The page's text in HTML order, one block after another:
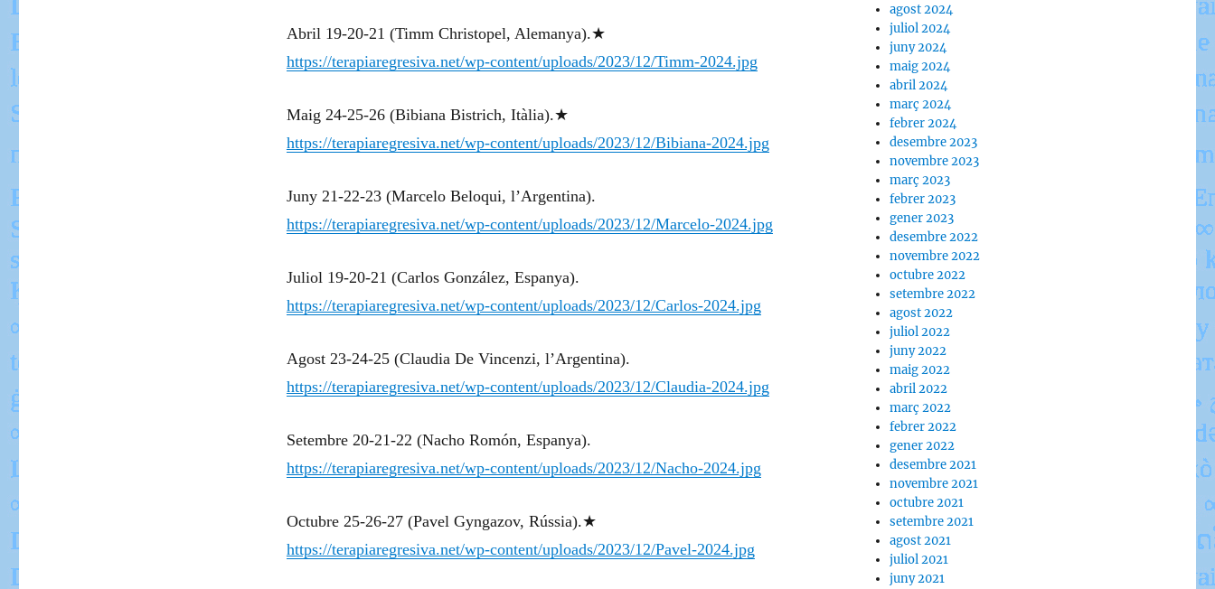
Abril 19-20-21 (Timm Christopel, Alemanya).★
https://terapiaregresiva.net/wp-content/uploads/2023/12/Timm-2024.jpg
Maig 24-25-26 (Bibiana Bistrich, Itàlia).★
https://terapiaregresiva.net/wp-content/uploads/2023/12/Bibiana-2024.jpg
Juny 21-22-23 (Marcelo Beloqui, l’Argentina).
https://terapiaregresiva.net/wp-content/uploads/2023/12/Marcelo-2024.jpg
Juliol 19-20-21 (Carlos González, Espanya).
https://terapiaregresiva.net/wp-content/uploads/2023/12/Carlos-2024.jpg
Agost 23-24-25 (Claudia De Vincenzi, l’Argentina).
https://terapiaregresiva.net/wp-content/uploads/2023/12/Claudia-2024.jpg
Setembre 20-21-22 (Nacho Romón, Espanya).
https://terapiaregresiva.net/wp-content/uploads/2023/12/Nacho-2024.jpg
Octubre 25-26-27 (Pavel Gyngazov, Rússia).★
https://terapiaregresiva.net/wp-content/uploads/2023/12/Pavel-2024.jpg
agost 2024
juliol 2024
juny 2024
maig 2024
abril 2024
març 2024
febrer 2024
desembre 2023
novembre 2023
març 2023
febrer 2023
gener 2023
desembre 2022
novembre 2022
octubre 2022
setembre 2022
agost 2022
juliol 2022
juny 2022
maig 2022
abril 2022
març 2022
febrer 2022
gener 2022
desembre 2021
novembre 2021
octubre 2021
setembre 2021
agost 2021
juliol 2021
juny 2021